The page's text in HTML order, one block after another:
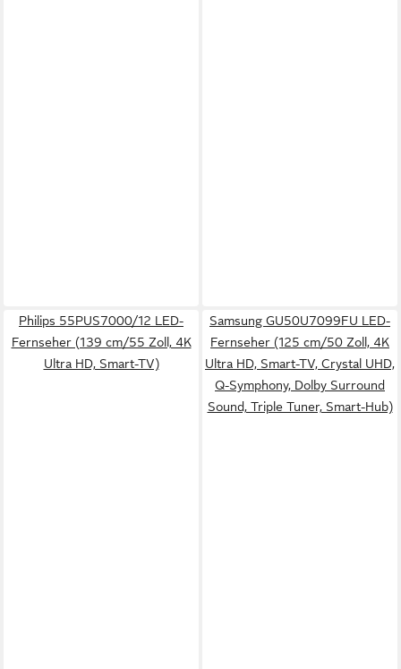
Philips 55PUS7000/12 LED-
Fernseher (139 cm/55 Zoll, 4K
Ultra HD, Smart-TV)
Samsung GU50U7099FU LED-
Fernseher (125 cm/50 Zoll, 4K
Ultra HD, Smart-TV, Crystal UHD,
Q-Symphony, Dolby Surround
Sound, Triple Tuner, Smart-Hub)